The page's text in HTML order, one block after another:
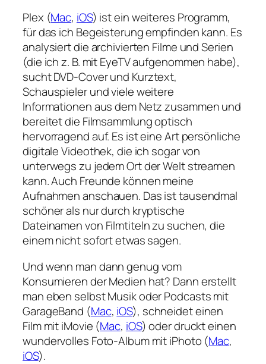
Plex (Mac, iOS) ist ein weiteres Programm,
für das ich Begeisterung empfinden kann. Es
analysiert die archivierten Filme und Serien
(die ich z. B. mit EyeTV aufgenommen habe),
sucht DVD-Cover und Kurztext,
Schauspieler und viele weitere
Informationen aus dem Netz zusammen und
bereitet die Filmsammlung optisch
hervorragend auf. Es ist eine Art persönliche
digitale Videothek, die ich sogar von
unterwegs zu jedem Ort der Welt streamen
kann. Auch Freunde können meine
Aufnahmen anschauen. Das ist tausendmal
schöner als nur durch kryptische
Dateinamen von Filmtiteln zu suchen, die
einem nicht sofort etwas sagen.
Und wenn man dann genug vom
Konsumieren der Medien hat? Dann erstellt
man eben selbst Musik oder Podcasts mit
GarageBand (Mac, iOS), schneidet einen
Film mit iMovie (Mac, iOS) oder druckt einen
wundervolles Foto-Album mit iPhoto (Mac,
iOS).